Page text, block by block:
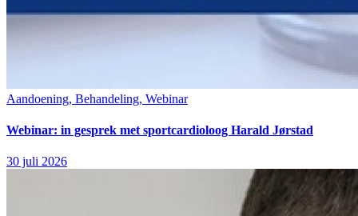
Aandoening, Behandeling, Webinar
Webinar: in gesprek met sportcardioloog Harald Jørstad
30 juli 2026